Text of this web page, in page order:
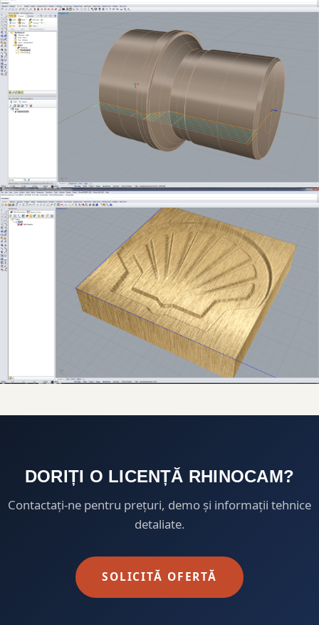
DORIȚI O LICENȚĂ RHINOCAM?
Contactați-ne pentru prețuri, demo și informații tehnice
detaliate.
SOLICITĂ OFERTĂ